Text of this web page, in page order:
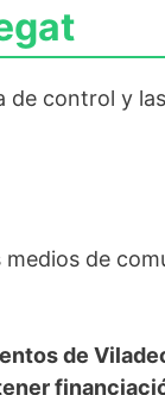
de control y
de
de